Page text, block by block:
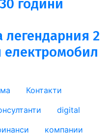
години
2
електромобил
Контакти
digital
компании